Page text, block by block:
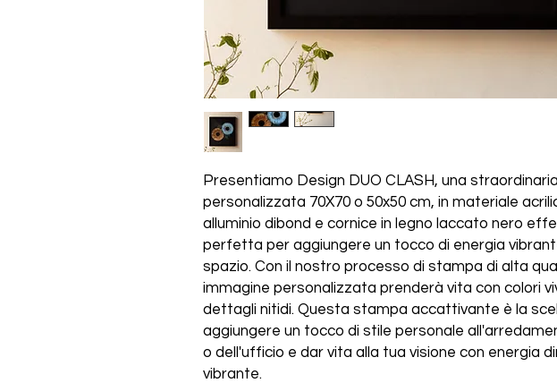
Presentiamo Design DUO CLASH, una
personalizzata 70X70 o 50x50 cm, in materiale
alluminio dibond e cornice in legno laccato nero
perfetta per aggiungere un tocco di energia
spazio. Con il nostro processo di stampa di alta
immagine personalizzata prenderà vita con colori
dettagli nitidi. Questa stampa accattivante è la
aggiungere un tocco di stile personale
o dell'ufficio e dar vita alla tua visione con energia
vibrante.